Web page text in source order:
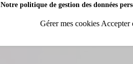
Notre politique de gestion des données
Gérer mes cookies Accepter